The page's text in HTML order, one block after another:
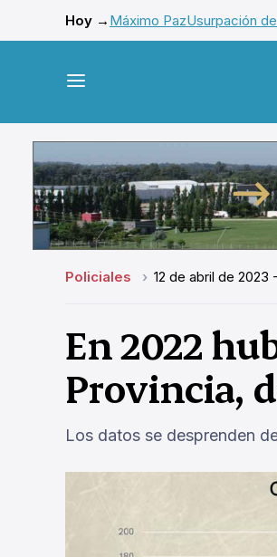
Hoy → Máximo PazUsurpación
Policiales 12 de abril de 2023
En 2022
Provincia,
Los datos se desprenden